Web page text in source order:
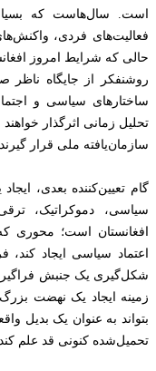
است. سال‌هاست که
فعالیت‌های فردی،
حالی که شرایط امروز
روشنفکر از جایگاه
ساختارهای سیاسی و
تحلیل زمانی اثرگذار
سازمان‌یافته ملی قرار گیرند.
گام تعیین‌کننده بعدی،
سیاسی، دموکراتیک،
افغانستان است؛ محوری
اعتماد سیاسی ایجاد
شکل‌گیری یک جنبش فراگیر
زمینه ایجاد یک نهضت
بتواند به عنوان یک بدیل
تحمیل‌شده کنونی قد علم کند.